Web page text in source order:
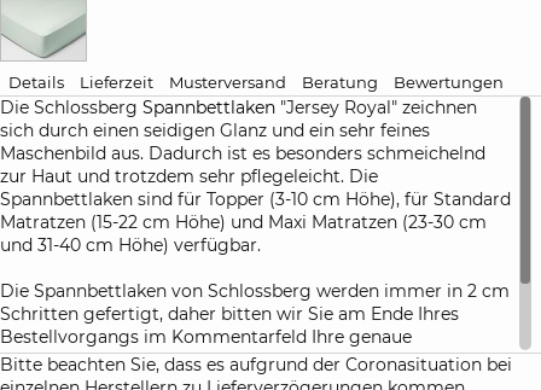
Details Lieferzeit Musterversand Beratung Bewertungen
Die Schlossberg Spannbettlaken "Jersey Royal" zeichnen
sich durch einen seidigen Glanz und ein sehr feines
Maschenbild aus. Dadurch ist es besonders schmeichelnd
zur Haut und trotzdem sehr pflegeleicht. Die
Spannbettlaken sind für Topper (3-10 cm Höhe), für Standard
Matratzen (15-22 cm Höhe) und Maxi Matratzen (23-30 cm
und 31-40 cm Höhe) verfügbar.
Die Spannbettlaken von Schlossberg werden immer in 2 cm
Schritten gefertigt, daher bitten wir Sie am Ende Ihres
Bestellvorgangs im Kommentarfeld Ihre genaue
Matratzenhöhe anzugeben. Damit haben Sie die Gewähr,
dass die Spannbettlaken nach dem ersten Waschen perfekt
Bitte beachten Sie, dass es aufgrund der Coronasituation bei